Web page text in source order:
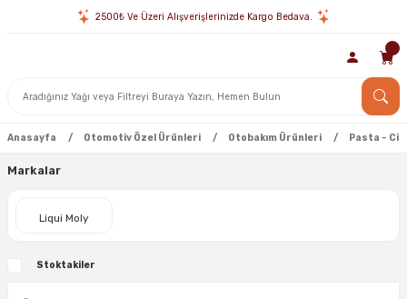
2500₺ Ve Üzeri Alışverişlerinizde Kargo Bedava.
Anasayfa Otomotiv Özel Ürünleri Otobakım Ürünleri Pasta - Cila
Markalar
Liqui Moly
Stoktakiler